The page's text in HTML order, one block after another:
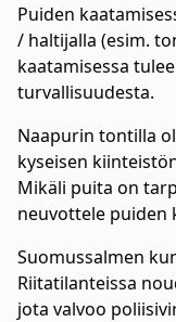
Puiden
/ haltijalla (esim.
kaatamisessa
turvallisuudesta.
Naapurin tontilla
kyseisen
Mikäli puita on
neuvottele puiden
Suomussalmen
Riitatilanteissa
jota valvoo